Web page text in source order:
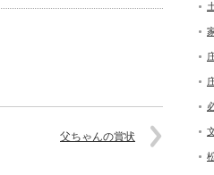
父ちゃんの賞状